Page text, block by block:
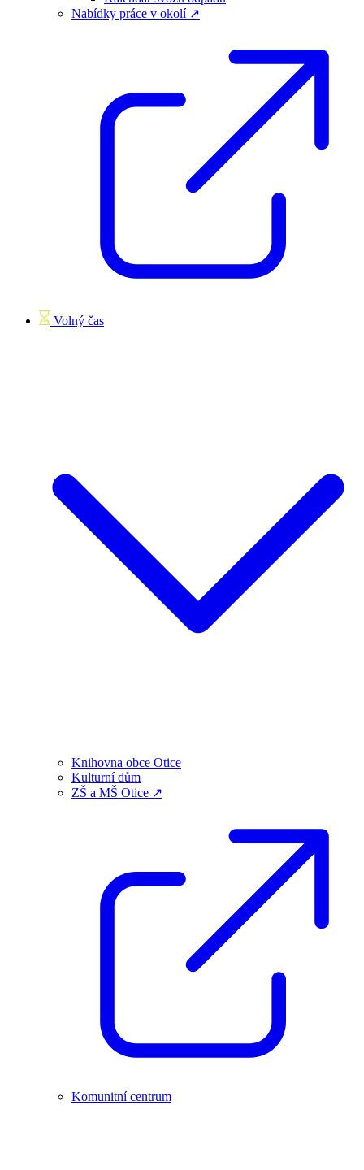
Nabídky práce v okolí ↗
Volný čas
Knihovna obce Otice
Kulturní dům
ZŠ a MŠ Otice ↗
Komunitní centrum